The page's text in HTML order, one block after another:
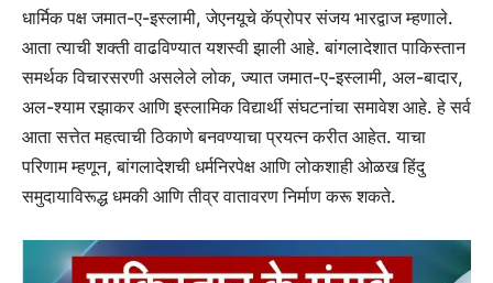
धार्मिक पक्ष जमात-ए-इस्लामी, जेएनयूचे कॅप्रोपर संजय भारद्वाज म्हणाले.
आता त्याची शक्ती वाढविण्यात यशस्वी झाली आहे. बांगलादेशात पाकिस्तान
समर्थक विचारसरणी असलेले लोक, ज्यात जमात-ए-इस्लामी, अल-बादार,
अल-श्याम रझाकर आणि इस्लामिक विद्यार्थी संघटनांचा समावेश आहे. हे सर्व
आता सत्तेत महत्वाची ठिकाणे बनवण्याचा प्रयत्न करीत आहेत. याचा
परिणाम म्हणून, बांगलादेशची धर्मनिरपेक्ष आणि लोकशाही ओळख हिंदु
समुदायाविरूद्ध धमकी आणि तीव्र वातावरण निर्माण करू शकते.